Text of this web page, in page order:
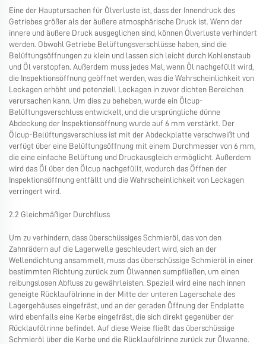
Eine der Hauptursachen für Ölverluste ist, dass der Innendruck des
Getriebes größer als der äußere atmosphärische Druck ist. Wenn der
innere und äußere Druck ausgeglichen sind, können Ölverluste verhindert
werden. Obwohl Getriebe Belüftungsverschlüsse haben, sind die
Belüftungsöffnungen zu klein und lassen sich leicht durch Kohlenstaub
und Öl verstopfen. Außerdem muss jedes Mal, wenn Öl nachgefüllt wird,
die Inspektionsöffnung geöffnet werden, was die Wahrscheinlichkeit von
Leckagen erhöht und potenziell Leckagen in zuvor dichten Bereichen
verursachen kann. Um dies zu beheben, wurde ein Ölcup-
Belüftungsverschluss entwickelt, und die ursprüngliche dünne
Abdeckung der Inspektionsöffnung wurde auf 6 mm verstärkt. Der
Ölcup-Belüftungsverschluss ist mit der Abdeckplatte verschweißt und
verfügt über eine Belüftungsöffnung mit einem Durchmesser von 6 mm,
die eine einfache Belüftung und Druckausgleich ermöglicht. Außerdem
wird das Öl über den Ölcup nachgefüllt, wodurch das Öffnen der
Inspektionsöffnung entfällt und die Wahrscheinlichkeit von Leckagen
verringert wird.
2.2 Gleichmäßiger Durchfluss
Um zu verhindern, dass überschüssiges Schmieröl, das von den
Zahnrädern auf die Lagerwelle geschleudert wird, sich an der
Wellendichtung ansammelt, muss das überschüssige Schmieröl in einer
bestimmten Richtung zurück zum Ölwannen sumpfließen, um einen
reibungslosen Abfluss zu gewährleisten. Speziell wird eine nach innen
geneigte Rücklaufölrinne in der Mitte der unteren Lagerschale des
Lagergehäuses eingefräst, und an der geraden Öffnung der Endplatte
wird ebenfalls eine Kerbe eingefräst, die sich direkt gegenüber der
Rücklaufölrinne befindet. Auf diese Weise fließt das überschüssige
Schmieröl über die Kerbe und die Rücklaufölrinne zurück zur Ölwanne.